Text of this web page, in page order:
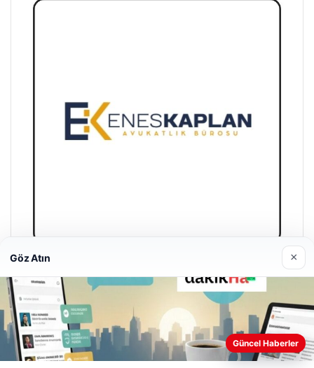
Enes Kaplan Avukatlık Bürosu
28/04/2026
Web sitemizi nasıl kullandığınızı daha iyi anlayabilmek,
deneyiminizi kişiselleştirmek ve geliştirmek amacıyla çerezler
Göz Atın ×
Güncel Haberler